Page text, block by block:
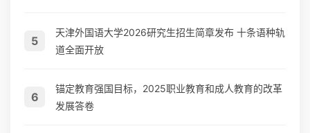
5
天津外国语大学2026研究生招生简章发布 十条语种轨
道全面开放
6
锚定教育强国目标，2025职业教育和成人教育的改革
发展答卷